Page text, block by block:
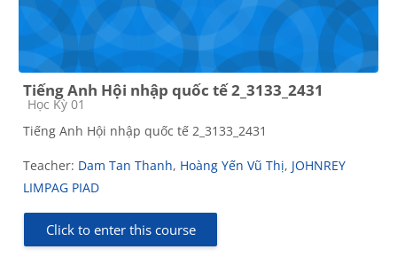
Tiếng Anh Hội nhập quốc tế 2_3133_2431
Course category
Học Kỳ 01
Tiếng Anh Hội nhập quốc tế 2_3133_2431
Teacher: Dam Tan Thanh, Hoàng Yến Vũ Thị, JOHNREY
LIMPAG PIAD
Click to enter this course